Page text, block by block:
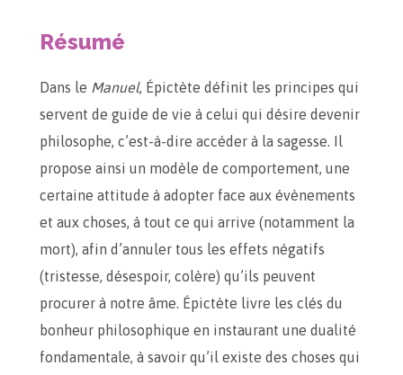
Résumé
Dans le Manuel, Épictète définit les principes qui
servent de guide de vie à celui qui désire devenir
philosophe, c’est-à-dire accéder à la sagesse. Il
propose ainsi un modèle de comportement, une
certaine attitude à adopter face aux évènements
et aux choses, à tout ce qui arrive (notamment la
mort), afin d’annuler tous les effets négatifs
(tristesse, désespoir, colère) qu’ils peuvent
procurer à notre âme. Épictète livre les clés du
bonheur philosophique en instaurant une dualité
fondamentale, à savoir qu’il existe des choses qui